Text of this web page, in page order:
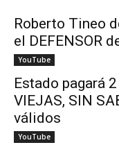
Roberto Tineo
el DEFENSOR
YouTube
Estado pagará
VIEJAS, SIN
válidos
YouTube